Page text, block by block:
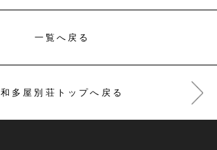
一覧へ戻る
和多屋別荘トップへ戻る